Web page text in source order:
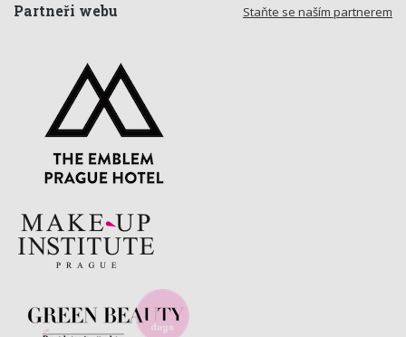
Staňte se naším partnerem
Partneři webu